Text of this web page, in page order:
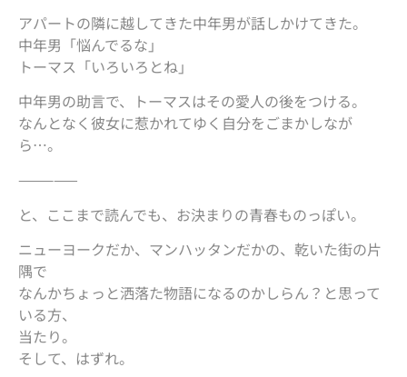
アパートの隣に越してきた中年男が話しかけてきた。
中年男「悩んでるな」
トーマス「いろいろとね」
中年男の助言で、トーマスはその愛人の後をつける。
なんとなく彼女に惹かれてゆく自分をごまかしなが
ら…。
—————
と、ここまで読んでも、お決まりの青春ものっぽい。
ニューヨークだか、マンハッタンだかの、乾いた街の片
隅で
なんかちょっと洒落た物語になるのかしらん？と思って
いる方、
当たり。
そして、はずれ。